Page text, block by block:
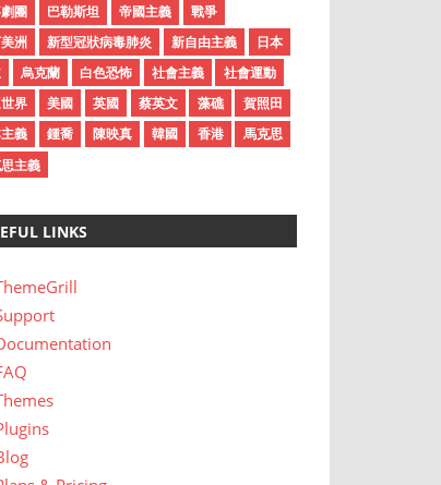
團
巴勒斯坦 帝國主義
戰爭
洲
新型冠狀病毒肺炎 新自由主義
日本
烏克蘭 白色恐怖 社會主義
社會運動
界
美國 英國 蔡英文 藻礁
賀照田
義
鍾喬 陳映真 韓國 香港
馬克思
主義
LINKS